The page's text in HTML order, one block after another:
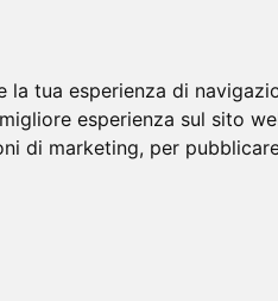
tua esperienza di
esperienza sul sito
di marketing, per
IN
vuoto o pressione